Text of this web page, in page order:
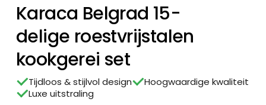
Karaca Belgrad 15-
delige roestvrijstalen
kookgerei set
Tijdloos & stijlvol design
Hoogwaardige kwaliteit
Luxe uitstraling